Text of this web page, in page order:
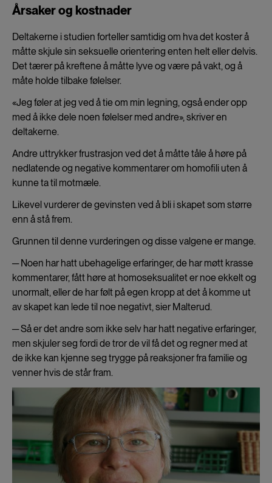
Årsaker og kostnader
Deltakerne i studien forteller samtidig om hva det koster å
måtte skjule sin seksuelle orientering enten helt eller delvis.
Det tærer på kreftene å måtte lyve og være på vakt, og å
måte holde tilbake følelser.
«Jeg føler at jeg ved å tie om min legning, også ender opp
med å ikke dele noen følelser med andre», skriver en
deltakerne.
Andre uttrykker frustrasjon ved det å måtte tåle å høre på
nedlatende og negative kommentarer om homofili uten å
kunne ta til motmæle.
Likevel vurderer de gevinsten ved å bli i skapet som større
enn å stå frem.
Grunnen til denne vurderingen og disse valgene er mange.
─ Noen har hatt ubehagelige erfaringer, de har møtt krasse
kommentarer, fått høre at homoseksualitet er noe ekkelt og
unormalt, eller de har følt på egen kropp at det å komme ut
av skapet kan lede til noe negativt, sier Malterud.
─ Så er det andre som ikke selv har hatt negative erfaringer,
men skjuler seg fordi de tror de vil få det og regner med at
de ikke kan kjenne seg trygge på reaksjoner fra familie og
venner hvis de står fram.